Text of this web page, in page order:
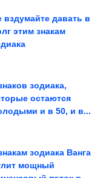
вздумайте давать в
этим знакам
зодиака,
остаются
и в 50, и в...
зодиака Ванга
мощный